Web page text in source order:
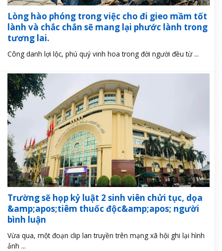
Lòng hào phóng trong việc cho đi gieo mầm tốt
lành và chắc chắn sẽ mang lại phước lành trong
tương lai.
Công danh lợi lộc, phú quý vinh hoa trong đời người đều từ ...
Trường sẽ họp kỷ luật 2 sinh viên chửi tục, dọa
&amp;apos;tiêm thuốc độc&amp;apos; người
bình luận
Vừa qua, một đoạn clip lan truyền trên mạng xã hội ghi lại hình
ảnh ...